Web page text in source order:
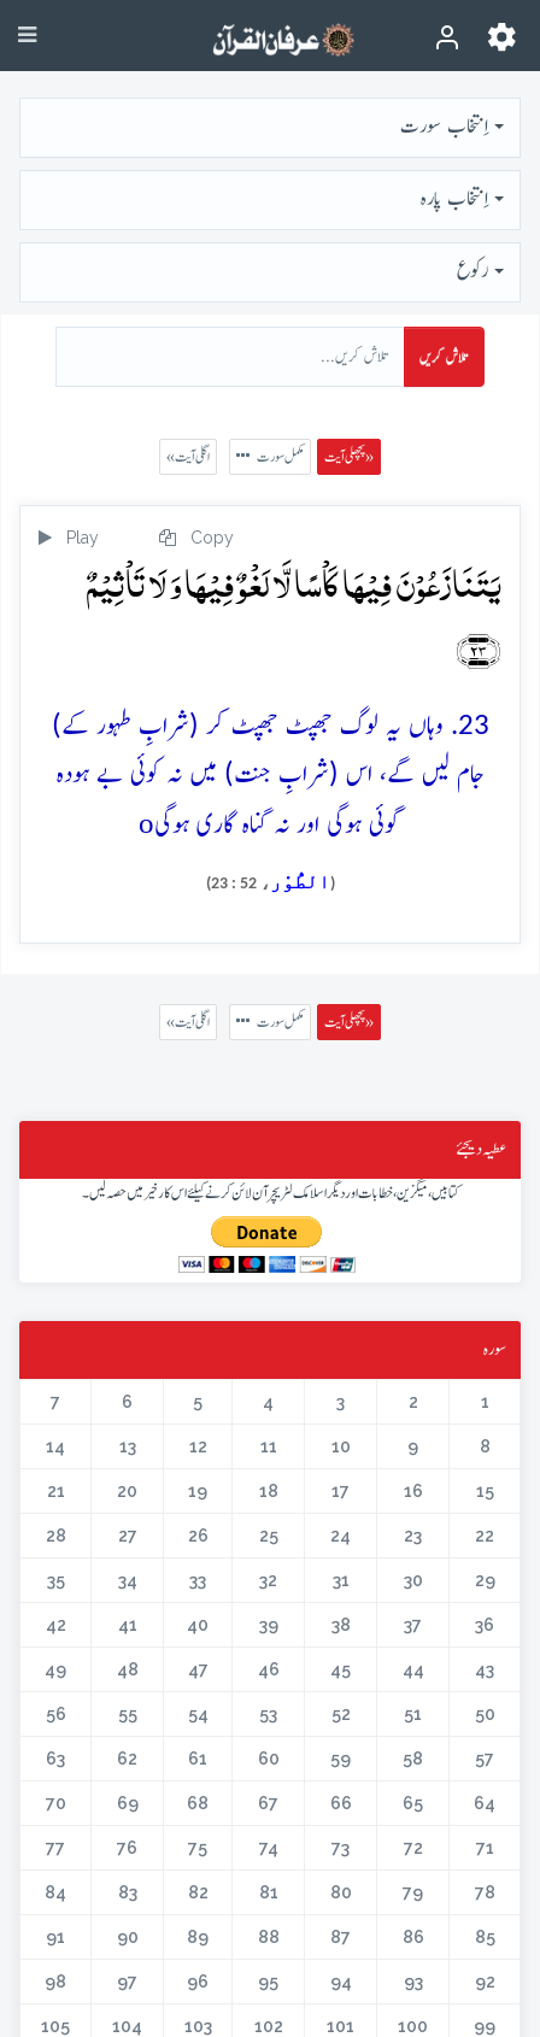
اِنتخاب سورت
اِنتخاب پارہ
رُكوع
تلاش کریں
پچھلی آیت » مکمل سورت « اگلی آیت
Play Copy
یَتَنَازَعُوۡنَ فِیۡہَا کَاۡسًا لَّا لَغۡوٌ فِیۡہَا وَ لَا تَاۡثِیۡمٌ
﴿۲۳﴾
23. وہاں یہ لوگ جھپٹ جھپٹ کر (شرابِ طہور کے)
جام لیں گے، اس (شرابِ جنت) میں نہ کوئی بے ہودہ
گوئی ہوگی اور نہ گناہ گاری ہوگیo
( الطُّوْر ، 52 : 23)
پچھلی آیت » مکمل سورت « اگلی آیت
عطیہ دیجئے
کتابیں، میگزین، خطابات اور دیگر اسلامک لٹریچر آن لائن کرنے کیلئے اس کار خیر میں حصہ لیں۔
سورہ
1
2
3
4
5
6
7
8
9
10
11
12
13
14
15
16
17
18
19
20
21
22
23
24
25
26
27
28
29
30
31
32
33
34
35
36
37
38
39
40
41
42
43
44
45
46
47
48
49
50
51
52
53
54
55
56
57
58
59
60
61
62
63
64
65
66
67
68
69
70
71
72
73
74
75
76
77
78
79
80
81
82
83
84
85
86
87
88
89
90
91
92
93
94
95
96
97
98
99
100
101
102
103
104
105